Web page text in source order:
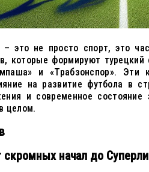
это не просто спорт, это
которые формируют
и «Трабзонспор».
на развитие футбола в
и современное
целом.
начал до